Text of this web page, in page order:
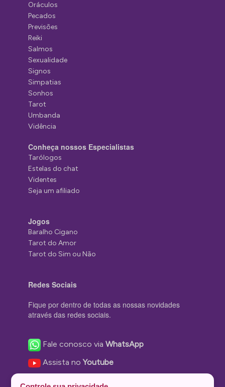
Oráculos
Pecados
Previsões
Reiki
Salmos
Sexualidade
Signos
Simpatias
Sonhos
Tarot
Umbanda
Vidência
Conheça nossos Especialistas
Tarólogos
Estelas do chat
Videntes
Seja um afiliado
Jogos
Baralho Cigano
Tarot do Amor
Tarot do Sim ou Não
Redes Sociais
Fique por dentro de todas as nossas novidades
através das redes sociais.
Fale conosco viaWhatsApp
Assista noYoutube